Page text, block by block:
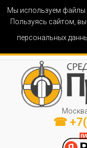
Мы используем файлы
Пользуясь сайтом,
персональных
☎